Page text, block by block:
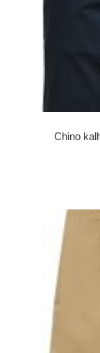
Chino